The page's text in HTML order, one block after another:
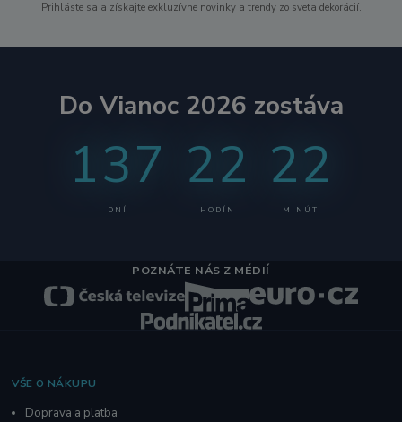
Prihláste sa a získajte exkluzívne novinky a trendy zo sveta dekorácií.
Do Vianoc 2026 zostáva
137
DNÍ
22
HODÍN
22
MINÚT
POZNÁTE NÁS Z MÉDIÍ
VŠE O NÁKUPU
Doprava a platba